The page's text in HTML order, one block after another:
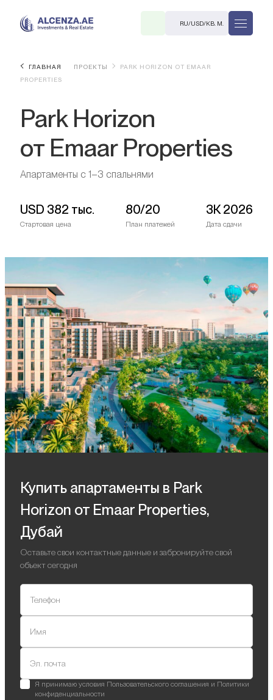
RU/USD/КВ. М.
ГЛАВНАЯ ПРОЕКТЫ
PARK HORIZON ОТ EMAAR
PROPERTIES
Park Horizon
от Emaar Properties
Апартаменты с 1–3 спальнями
USD 382 тыс.
Стартовая цена
80/20
План платежей
3К 2026
Дата сдачи
Купить апартаменты в Park
Horizon от Emaar Properties,
Дубай
Оставьте свои контактные данные и забронируйте свой
объект сегодня
Телефон
Имя
Эл. почта
Я принимаю условия Пользовательского соглашения и Политики
конфиденциальности